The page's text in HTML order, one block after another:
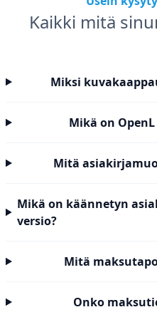
Kaikki mitä
Miksi
Mikä on
Mitä
Mikä on käännetyn
versio?
Mitä
Onko